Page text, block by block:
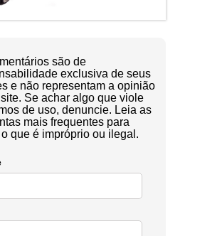
são de
exclusiva de seus
e não representam a opinião
Se achar algo que viole
de uso, denuncie. Leia as
mais frequentes para
que é impróprio ou ilegal.